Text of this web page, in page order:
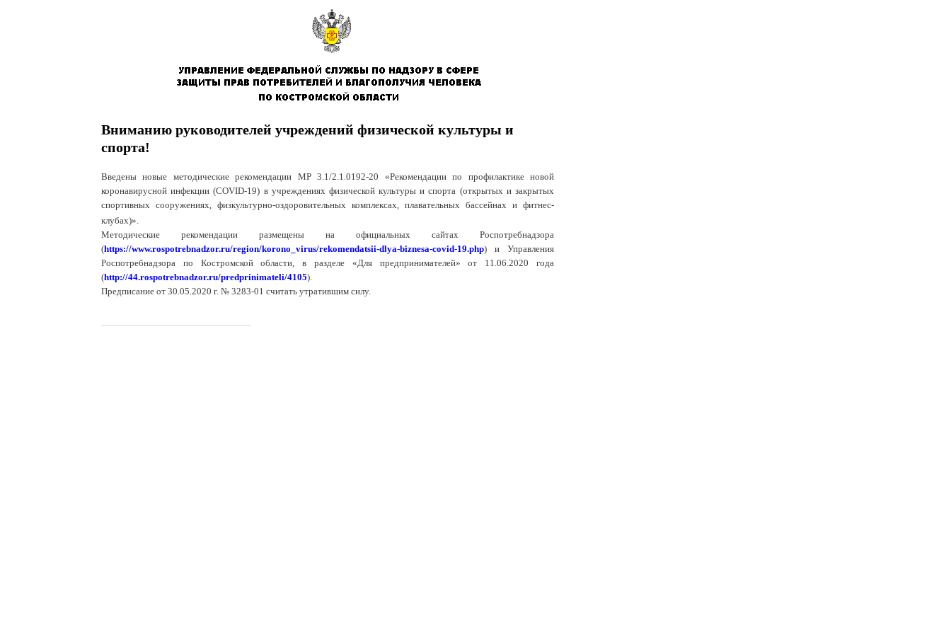
Вниманию руководителей учреждений физической культуры и
спорта!
Введены новые методические рекомендации МР 3.1/2.1.0192-20 «Рекомендации по профилактике новой
коронавирусной инфекции (COVID-19) в учреждениях физической культуры и спорта (открытых и закрытых
спортивных сооружениях, физкультурно-оздоровительных комплексах, плавательных бассейнах и фитнес-
клубах)».
Методические рекомендации размещены на официальных сайтах Роспотребнадзора
(https://www.rospotrebnadzor.ru/region/korono_virus/rekomendatsii-dlya-biznesa-covid-19.php) и Управления
Роспотребнадзора по Костромской области, в разделе «Для предпринимателей» от 11.06.2020 года
(http://44.rospotrebnadzor.ru/predprinimateli/4105).
Предписание от 30.05.2020 г. № 3283-01 считать утратившим силу.